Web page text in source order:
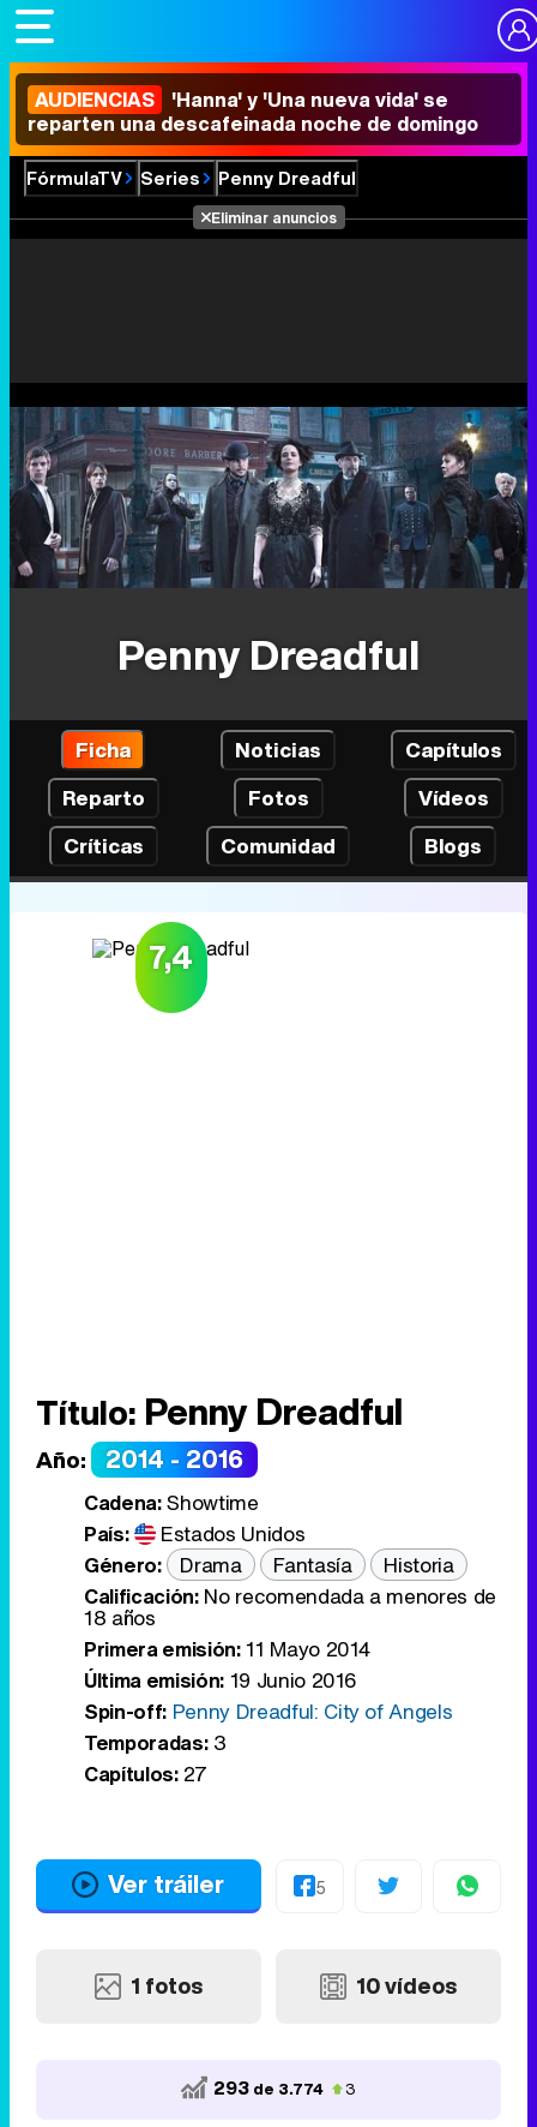
AUDIENCIAS 'Hanna' y 'Una nueva vida' se
reparten una descafeinada noche de domingo
FórmulaTV Series Penny Dreadful
Eliminar anuncios
Penny Dreadful
Ficha Noticias
Capítulos
Reparto
Fotos
Vídeos
Críticas
Comunidad Blogs
7,4
Título: Penny Dreadful
Año: 2014 - 2016
Cadena:Showtime
País:
Estados Unidos
Género:
Drama Fantasía
Historia
Calificación:No recomendada a menores de
18 años
Primera emisión:11 Mayo 2014
Última emisión:19 Junio 2016
Spin-off: Penny Dreadful: City of Angels
Temporadas:3
Capítulos:27
Ver tráiler 5
1 fotos 10 vídeos
293 de 3.774 3